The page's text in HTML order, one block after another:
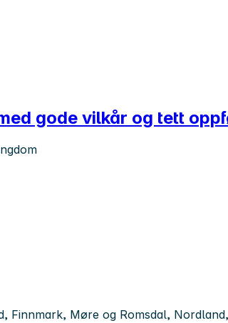
gode vilkår og tett
Finnmark, Møre og Romsdal,